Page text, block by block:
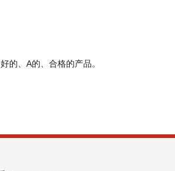
的、A的、合格的产品。